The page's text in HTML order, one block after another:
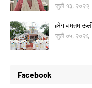
जुलै १३, २०२२
हरेगाव मतमाऊली
जुलै ०५, २०२६
Facebook